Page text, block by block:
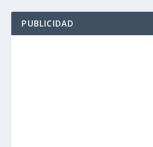
PUBLICIDAD